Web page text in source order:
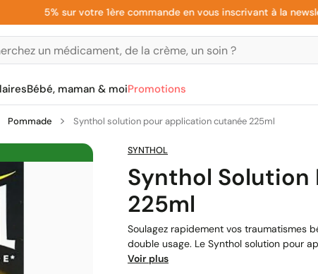
5% sur votre 1ère commande en vous inscrivant à la newsletter
Bébé, maman & moiPromotions
Pommade Synthol solution pour application cutanée 225ml
SYNTHOL
Synthol
225ml
Soulagez rapidement vos traumatismes
double usage. Le Synthol solution pour
Voir plus